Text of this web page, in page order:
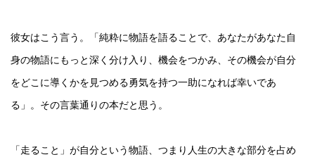
彼女はこう言う。「純粋に物語を語ることで、あなたがあなた自
身の物語にもっと深く分け入り、機会をつかみ、その機会が自分
をどこに導くかを見つめる勇気を持つ一助になれば幸いであ
る」。その言葉通りの本だと思う。
「走ること」が自分という物語、つまり人生の大きな部分を占め